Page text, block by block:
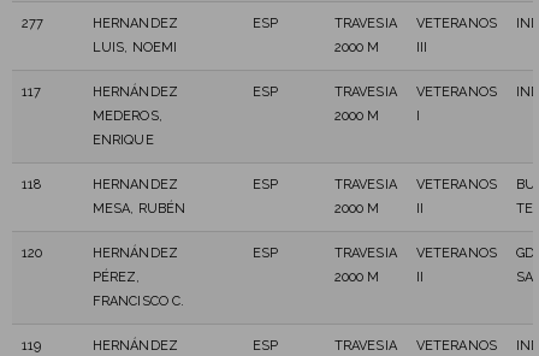
277
HERNANDEZ
LUIS, NOEMI
ESP
TRAVESIA
2000 M
VETERANOS
117
HERNÁNDEZ
MEDEROS,
ENRIQUE
ESP
TRAVESIA
2000 M
VETERANOS
118
HERNANDEZ
MESA, RUBÉN
ESP
TRAVESIA
2000 M
VETERANOS
120
HERNÁNDEZ
PÉREZ,
FRANCISCO C.
ESP
TRAVESIA
2000 M
VETERANOS
119
HERNÁNDEZ
ESP
TRAVESIA
VETERANOS